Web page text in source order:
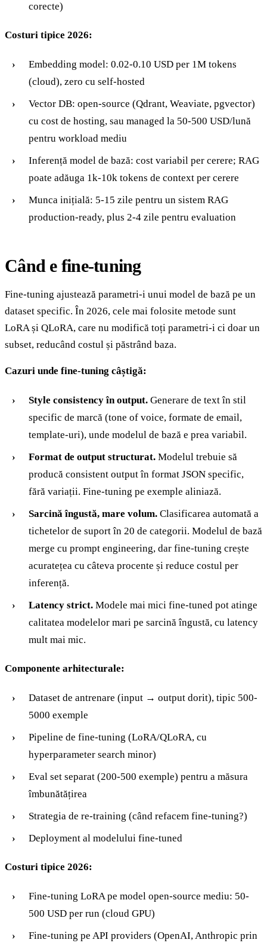
corecte)
Costuri tipice 2026:
Embedding model: 0.02-0.10 USD per 1M tokens
(cloud), zero cu self-hosted
Vector DB: open-source (Qdrant, Weaviate, pgvector)
cu cost de hosting, sau managed la 50-500 USD/lună
pentru workload mediu
Inferență model de bază: cost variabil per cerere; RAG
poate adăuga 1k-10k tokens de context per cerere
Munca inițială: 5-15 zile pentru un sistem RAG
production-ready, plus 2-4 zile pentru evaluation
Când e fine-tuning
Fine-tuning ajustează parametri-i unui model de bază pe un
dataset specific. În 2026, cele mai folosite metode sunt
LoRA și QLoRA, care nu modifică toți parametri-i ci doar un
subset, reducând costul și păstrând baza.
Cazuri unde fine-tuning câștigă:
Style consistency în output. Generare de text în stil
specific de marcă (tone of voice, formate de email,
template-uri), unde modelul de bază e prea variabil.
Format de output structurat. Modelul trebuie să
producă consistent output în format JSON specific,
fără variații. Fine-tuning pe exemple aliniază.
Sarcină îngustă, mare volum. Clasificarea automată a
tichetelor de suport în 20 de categorii. Modelul de bază
merge cu prompt engineering, dar fine-tuning crește
acuratețea cu câteva procente și reduce costul per
inferență.
Latency strict. Modele mai mici fine-tuned pot atinge
calitatea modelelor mari pe sarcină îngustă, cu latency
mult mai mic.
Componente arhitecturale:
Dataset de antrenare (input → output dorit), tipic 500-
5000 exemple
Pipeline de fine-tuning (LoRA/QLoRA, cu
hyperparameter search minor)
Eval set separat (200-500 exemple) pentru a măsura
îmbunătățirea
Strategia de re-training (când refacem fine-tuning?)
Deployment al modelului fine-tuned
Costuri tipice 2026:
Fine-tuning LoRA pe model open-source mediu: 50-
500 USD per run (cloud GPU)
Fine-tuning pe API providers (OpenAI, Anthropic prin